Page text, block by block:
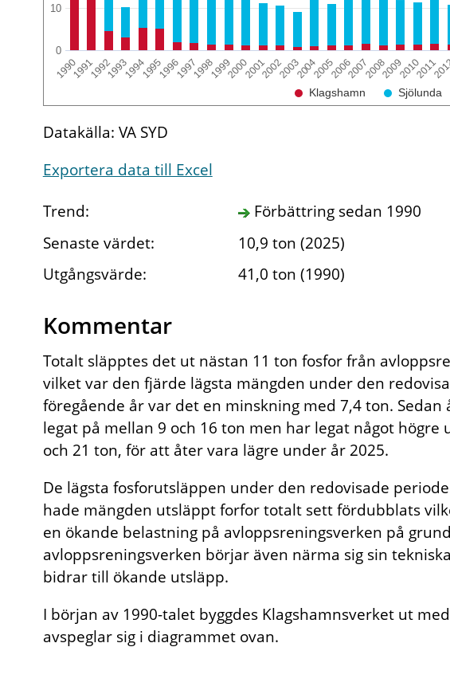
Klagshamn Sjölunda
1991 1993 1995 1997 1999 2001 2003 2005 2007 2009 2011
1990 1992 1994 1996 1998 2000 2002 2004 2006 2008 2010
0
10
Datakälla: VA SYD
Exportera data till Excel
Trend:
Förbättring sedan 1990
Senaste värdet:
10,9 ton (2025)
Utgångsvärde:
41,0 ton (1990)
Kommentar
Totalt släpptes det ut nästan 11 ton fosfor från
vilket var den fjärde lägsta mängden under den
föregående år var det en minskning med 7,4 ton.
legat på mellan 9 och 16 ton men har legat något högre
och 21 ton, för att åter vara lägre under år 2025.
De lägsta fosforutsläppen under den redovisade
hade mängden utsläppt forfor totalt sett fördubblats
en ökande belastning på avloppsreningsverken på
avloppsreningsverken börjar även närma sig sin
bidrar till ökande utsläpp.
I början av 1990-talet byggdes Klagshamnsverket ut
avspeglar sig i diagrammet ovan.